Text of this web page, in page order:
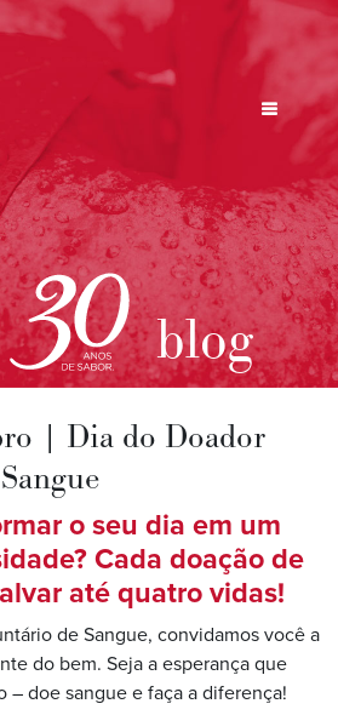
blog
| Dia do Doador
o seu dia em um
Cada doação de
até quatro vidas!
de Sangue, convidamos você a
do bem. Seja a esperança que
– doe sangue e faça a diferença!